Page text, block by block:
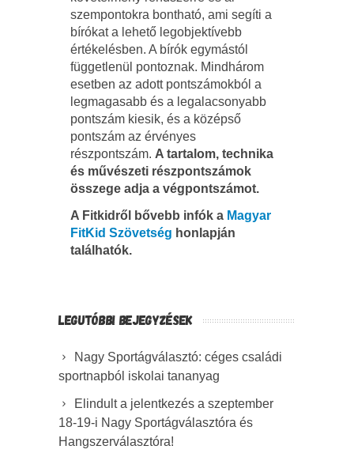
szempontokra bontható, ami segíti a
bírókat a lehető legobjektívebb
értékelésben. A bírók egymástól
függetlenül pontoznak. Mindhárom
esetben az adott pontszámokból a
legmagasabb és a legalacsonyabb
pontszám kiesik, és a középső
pontszám az érvényes
részpontszám. A tartalom, technika
és művészeti részpontszámok
összege adja a végpontszámot.
A Fitkidről bővebb infók a Magyar
FitKid Szövetség honlapján
találhatók.
LEGUTÓBBI BEJEGYZÉSEK
Nagy Sportágválasztó: céges családi
sportnapból iskolai tananyag
Elindult a jelentkezés a szeptember
18-19-i Nagy Sportágválasztóra és
Hangszerválasztóra!